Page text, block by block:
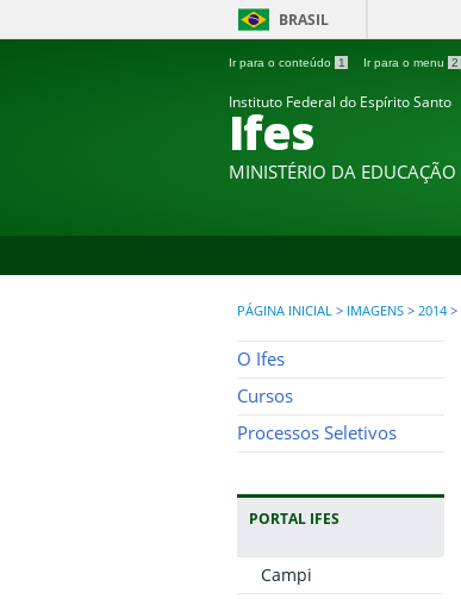
BRASIL
Ir para o conteúdo 1 Ir para o menu 2
Instituto Federal do Espírito Santo
Ifes
MINISTÉRIO DA EDUCAÇÃO
PÁGINA INICIAL > IMAGENS > 2014 >
O Ifes
Cursos
Processos Seletivos
PORTAL IFES
Campi